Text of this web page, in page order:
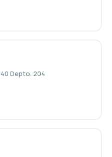
Depto. 204